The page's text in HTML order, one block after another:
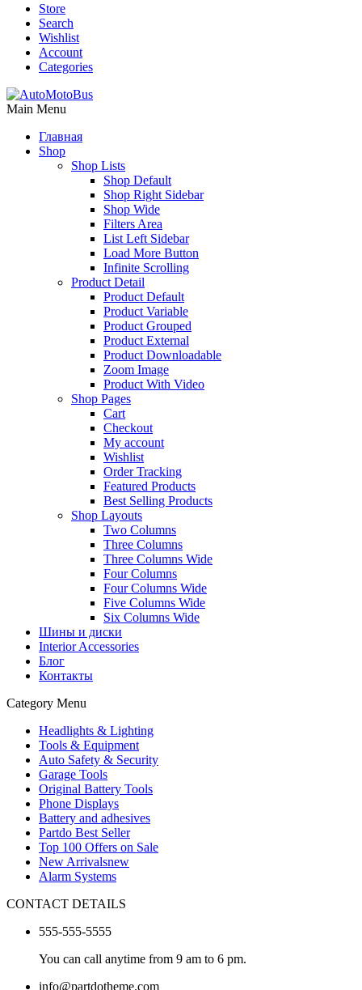
Store
Search
Wishlist
Account
Categories
Main Menu
Главная
Shop
Shop Lists
Shop Default
Shop Right Sidebar
Shop Wide
Filters Area
List Left Sidebar
Load More Button
Infinite Scrolling
Product Detail
Product Default
Product Variable
Product Grouped
Product External
Product Downloadable
Zoom Image
Product With Video
Shop Pages
Cart
Checkout
My account
Wishlist
Order Tracking
Featured Products
Best Selling Products
Shop Layouts
Two Columns
Three Columns
Three Columns Wide
Four Columns
Four Columns Wide
Five Columns Wide
Six Columns Wide
Шины и диски
Interior Accessories
Блог
Контакты
Category Menu
Headlights & Lighting
Tools & Equipment
Auto Safety & Security
Garage Tools
Original Battery Tools
Phone Displays
Battery and adhesives
Partdo Best Seller
Top 100 Offers on Sale
New Arrivalsnew
Alarm Systems
CONTACT DETAILS
555-555-5555
You can call anytime from 9 am to 6 pm.
info@partdotheme.com